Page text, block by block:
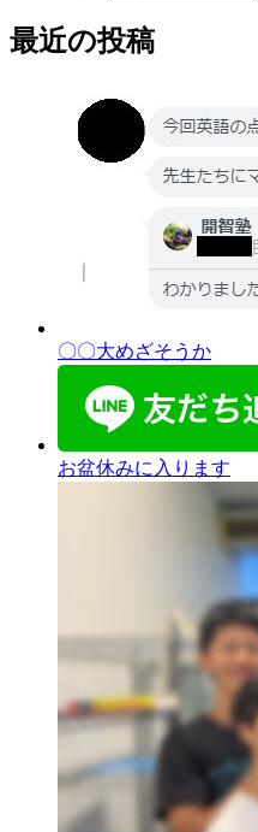
最近の投稿
〇〇大めざそうか
お盆休みに入ります